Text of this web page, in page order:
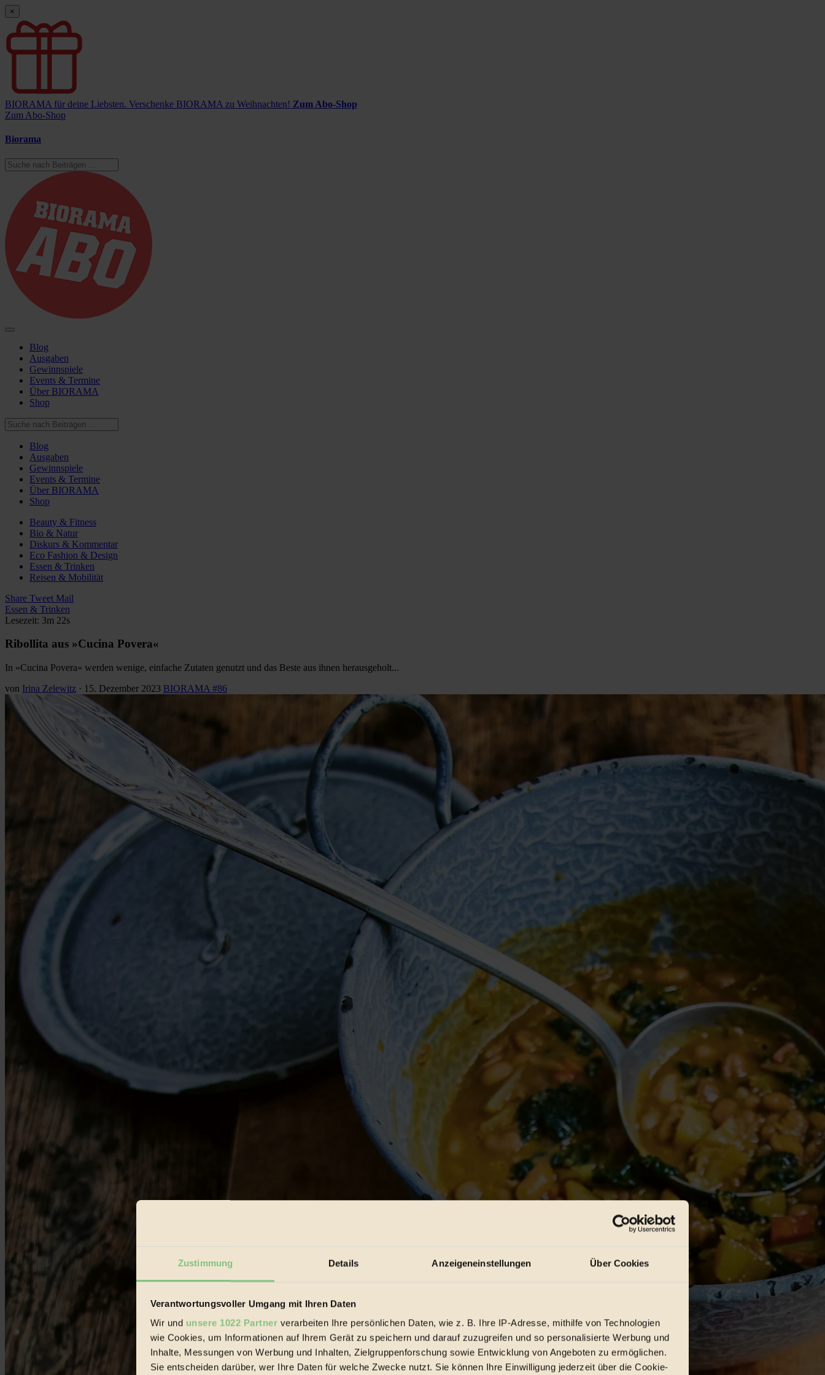
Zustimmung Details Anzeigeneinstellungen Über Cookies
Verantwortungsvoller Umgang mit Ihren Daten
Wir und unsere 1022 Partner verarbeiten Ihre persönlichen Daten, wie z. B. Ihre IP-Adresse, mithilfe von Technologien
wie Cookies, um Informationen auf Ihrem Gerät zu speichern und darauf zuzugreifen und so personalisierte Werbung und
Inhalte, Messungen von Werbung und Inhalten, Zielgruppenforschung sowie Entwicklung von Angeboten zu ermöglichen.
Sie entscheiden darüber, wer Ihre Daten für welche Zwecke nutzt. Sie können Ihre Einwilligung jederzeit über die Cookie-
×
BIORAMA für deine Liebsten. Verschenke BIORAMA zu Weihnachten! Zum Abo-Shop
Zum Abo-Shop
Biorama
Blog
Ausgaben
Gewinnspiele
Events & Termine
Über BIORAMA
Shop
Blog
Ausgaben
Gewinnspiele
Events & Termine
Über BIORAMA
Shop
Beauty & Fitness
Bio & Natur
Diskurs & Kommentar
Eco Fashion & Design
Essen & Trinken
Reisen & Mobilität
Share Tweet Mail
Essen & Trinken
Lesezeit: 3m 22s
Ribollita aus »Cucina Povera«
In »Cucina Povera« werden wenige, einfache Zutaten genutzt und das Beste aus ihnen herausgeholt...
von Irina Zelewitz · 15. Dezember 2023 BIORAMA #86